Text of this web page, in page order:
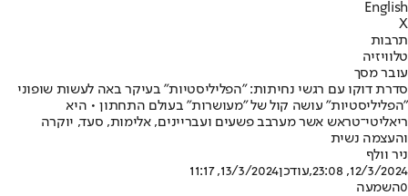
English
X
תרבות
טלוויזיה
עובר מסך
סדרת דוקו עם רגשי נחיתות: "הפליליסטיות" בעיקר באה לעשות שופוני
"הפליליסטיות" עושה קול של "מעושרות" בעולם התחתון • היא
ריאליטי־טראש אשר מערבב פשעים ועבריינים, אלימות, סעד, יוקרה
והעצמה נשית
ניר וולף
12/3/2024, 23:08
,עודכן13/3/2024, 11:17
0השמעה